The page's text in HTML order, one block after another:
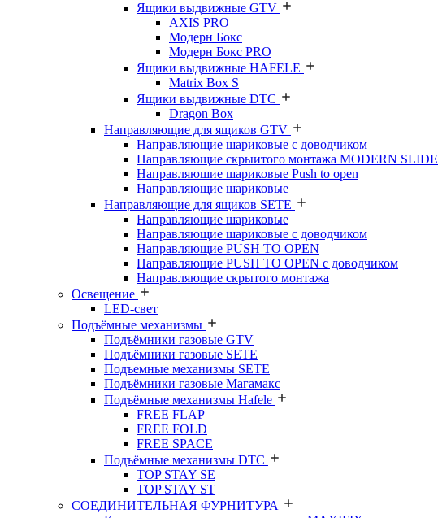
Ящики выдвижные GTV
AXIS PRO
Модерн Бокс
Модерн Бокс PRO
Ящики выдвижные HAFELE
Matrix Box S
Ящики выдвижные DTC
Dragon Box
Направляющие для ящиков GTV
Направляющие шариковые с доводчиком
Направляющие скрыитого монтажа MODERN SLIDE
Направляюшие шариковые Push to open
Направляющие шариковые
Направляющие для ящиков SETE
Направляющие шариковые
Направляющие шариковые с доводчиком
Направляющие PUSH TO OPEN
Направляющие PUSH TO OPEN с доводчиком
Направляющие скрытого монтажа
Освещение
LED-свет
Подъёмные механизмы
Подъёмники газовые GTV
Подъёмники газовые SETE
Подъемные механизмы SETE
Подъёмники газовые Магамакс
Подъёмные механизмы Hafele
FREE FLAP
FREE FOLD
FREE SPACE
Подъёмные механизмы DTC
TOP STAY SE
TOP STAY ST
СОЕДИНИТЕЛЬНАЯ ФУРНИТУРА